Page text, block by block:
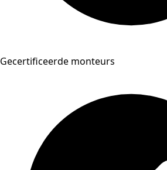
Gecertificeerde monteurs